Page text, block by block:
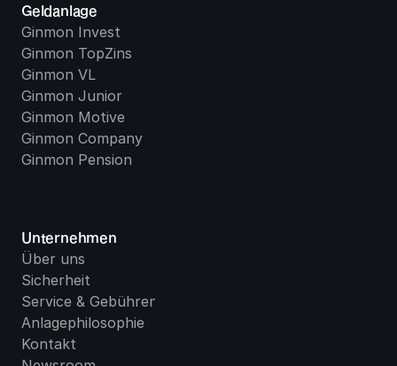
Geldanlage
Ginmon Invest
Ginmon TopZins
Ginmon VL
Ginmon Junior
Ginmon Motive
Ginmon Company
Ginmon Pension
Unternehmen
Über uns
Sicherheit
Service & Gebühren
Anlagephilosophie
Kontakt